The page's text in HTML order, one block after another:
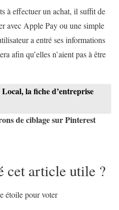
à effectuer un achat, il suffit de
avec Apple Pay ou une simple
a entré ses informations
afin qu’elles n’aient pas à être
Local, la fiche d’entreprise
de ciblage sur Pinterest
cet article utile ?
étoile pour voter